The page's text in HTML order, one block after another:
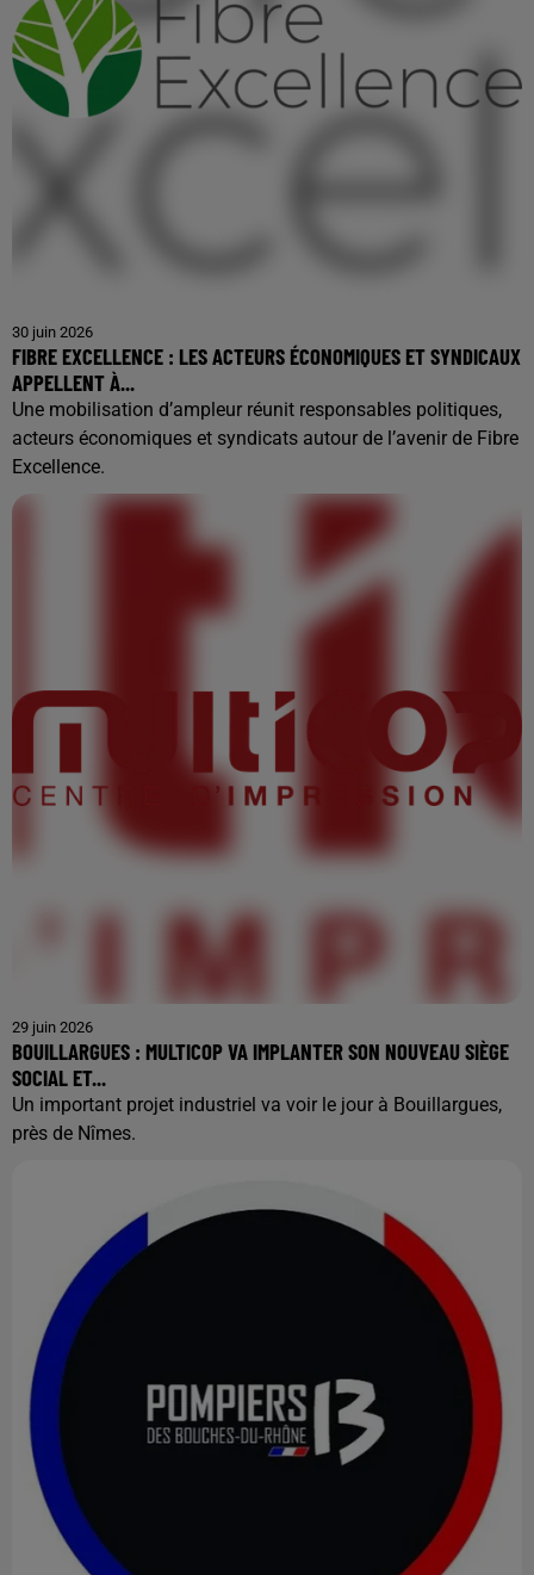
30 juin 2026
FIBRE EXCELLENCE : LES ACTEURS ÉCONOMIQUES ET SYNDICAUX
APPELLENT À...
Une mobilisation d’ampleur réunit responsables politiques,
acteurs économiques et syndicats autour de l’avenir de Fibre
Excellence.
29 juin 2026
BOUILLARGUES : MULTICOP VA IMPLANTER SON NOUVEAU SIÈGE
SOCIAL ET...
Un important projet industriel va voir le jour à Bouillargues,
près de Nîmes.